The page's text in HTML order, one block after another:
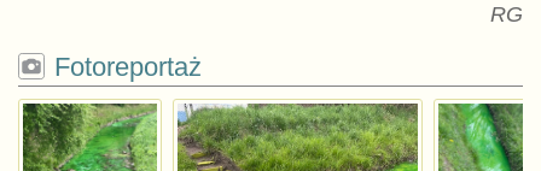
RG
Fotoreportaż